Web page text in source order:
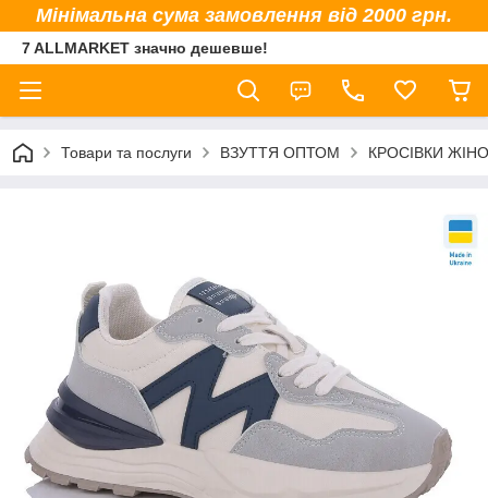
Мінімальна сума замовлення від 2000 грн.
7 ALLMARKET значно дешевше!
Товари та послуги ВЗУТТЯ ОПТОМ КРОСІВКИ